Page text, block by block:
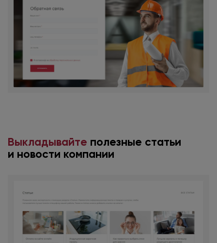
Выкладывайте полезные статьи
и новости компании